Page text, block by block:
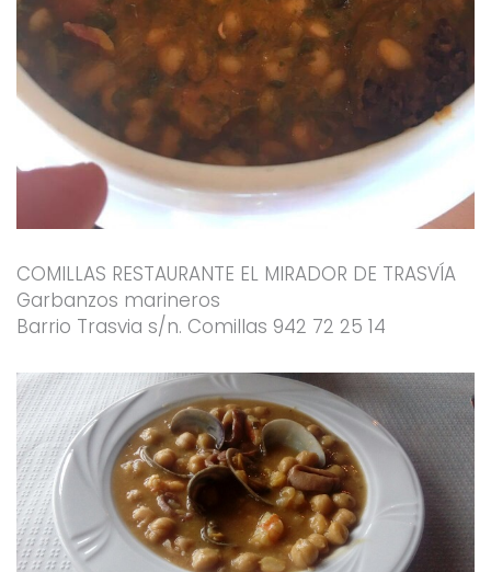
COMILLAS RESTAURANTE EL MIRADOR DE TRASVÍA
Garbanzos marineros
Barrio Trasvia s/n. Comillas 942 72 25 14